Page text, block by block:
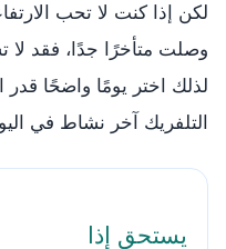
لكن إذا كنت لا تحب
وصلت متأخرًا جدًا، فقد لا
لذلك اختر يومًا واضحًا قدر
التلفريك آخر نشاط في
يستحق إذا